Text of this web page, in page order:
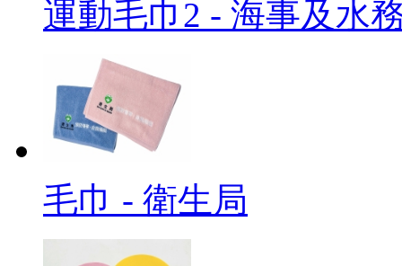
運動毛巾2 - 海事及水
毛巾 - 衛生局